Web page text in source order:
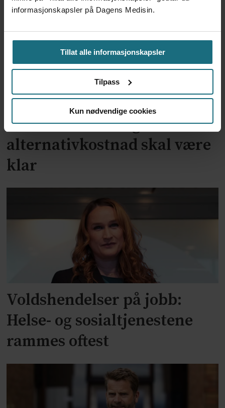
informasjonskapsler på Dagens Medisin.
Tillat alle informasjonskapsler
Tilpass
Kun nødvendige cookies
To år til utredning av
alternativkostnad skal være
klar
Voldshendelser på jobb:
Helse- og sosialtjenestene
rammes oftest